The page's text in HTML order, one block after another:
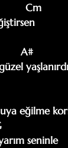
Cm
eğilme
seninle